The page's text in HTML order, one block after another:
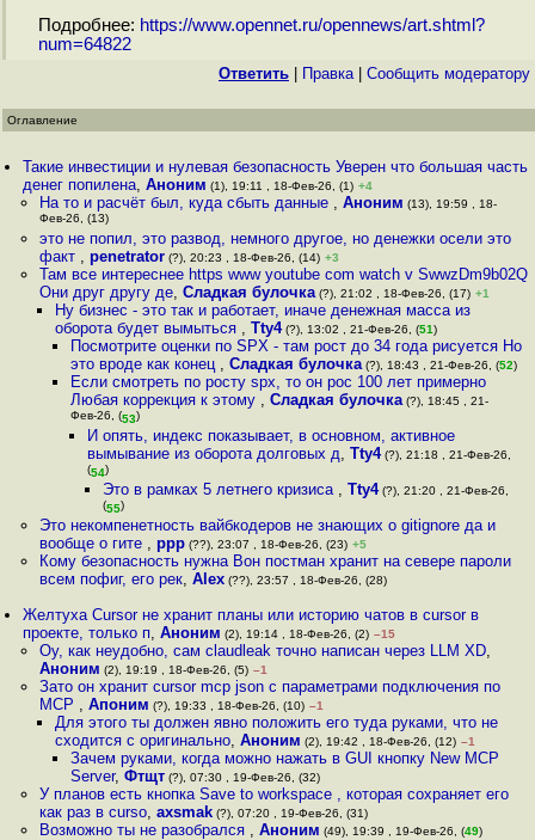
Подробнее: https://www.opennet.ru/opennews/art.shtml?
num=64822
Ответить Правка| Cообщить модератору
Оглавление
Такие инвестиции и нулевая безопасность Уверен что большая часть
денег попилена,Аноним (1), 19:11 , 18-Фев-26, (1) +4
На то и расчёт был, куда сбыть данные , Аноним (13), 19:59 , 18-
Фев-26, (13)
это не попил, это развод, немного другое, но денежки осели это
факт , penetrator(?), 20:23 , 18-Фев-26, (14) +3
Там все интереснее https www youtube com watch v SwwzDm9b02Q
Они друг другу де, Сладкая булочка(?), 21:02 , 18-Фев-26, (17) +1
Ну бизнес - это так и работает, иначе денежная масса из
оборота будет вымыться , Tty4(?), 13:02 , 21-Фев-26, (51)
Посмотрите оценки по SPX - там рост до 34 года рисуется Но
это вроде как конец ,Сладкая булочка (?), 18:43 , 21-Фев-26, (52)
Если смотреть по росту spx, то он рос 100 лет примерно
Любая коррекция к этому ,Сладкая булочка (?), 18:45 , 21-
Фев-26, (53)
И опять, индекс показывает, в основном, активное
вымывание из оборота долговых д, Tty4(?), 21:18 , 21-Фев-26,
(54)
Это в рамках 5 летнего кризиса , Tty4(?), 21:20 , 21-Фев-26,
(55)
Это некомпенетность вайбкодеров не знающих о gitignore да и
вообще о гите , ppp(??), 23:07 , 18-Фев-26, (23) +5
Кому безопасность нужна Вон постман хранит на севере пароли
всем пофиг, его рек, Alex(??), 23:57 , 18-Фев-26, (28)
Желтуха Cursor не хранит планы или историю чатов в cursor в
проекте, только п,Аноним (2), 19:14 , 18-Фев-26, (2) –15
Оу, как неудобно, сам claudleak точно написан через LLM XD,
Аноним (2), 19:19 , 18-Фев-26, (5) –1
Зато он хранит cursor mcp json с параметрами подключения по
MCP , Апоним (?), 19:33 , 18-Фев-26, (10) –1
Для этого ты должен явно положить его туда руками, что не
сходится с оригинально, Аноним (2), 19:42 , 18-Фев-26, (12) –1
Зачем руками, когда можно нажать в GUI кнопку New MCP
Server,Фтщт (?), 07:30 , 19-Фев-26, (32)
У планов есть кнопка Save to workspace , которая сохраняет его
как раз в curso, axsmak(?), 07:20 , 19-Фев-26, (31)
Возможно ты не разобрался , Аноним (49), 19:39 , 19-Фев-26, (49)